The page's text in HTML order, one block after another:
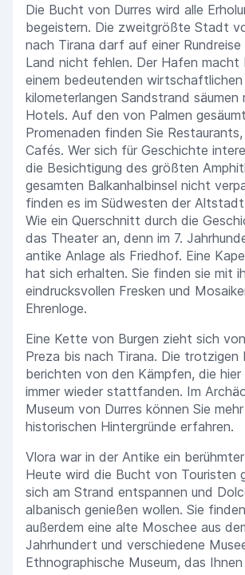
Die Bucht von Durres wird alle
begeistern. Die zweitgrößte Stadt
nach Tirana darf auf einer Rundreise
Land nicht fehlen. Der Hafen macht
einem bedeutenden wirtschaftlichen
kilometerlangen Sandstrand säumen
Hotels. Auf den von Palmen
Promenaden finden Sie
Cafés. Wer sich für Geschichte
die Besichtigung des größten
gesamten Balkanhalbinsel nicht
finden es im Südwesten der
Wie ein Querschnitt durch die
das Theater an, denn im 7.
antike Anlage als Friedhof. Eine
hat sich erhalten. Sie finden sie mit
eindrucksvollen Fresken und
Ehrenloge.
Eine Kette von Burgen zieht sich
Preza bis nach Tirana. Die trotzigen
berichten von den Kämpfen, die
immer wieder stattfanden. Im
Museum von Durres können Sie
historischen Hintergründe erfahren.
Vlora war in der Antike ein
Heute wird die Bucht von Touristen
sich am Strand entspannen und
albanisch genießen wollen. Sie
außerdem eine alte Moschee aus
Jahrhundert und verschiedene
Ethnographische Museum, das Ihnen